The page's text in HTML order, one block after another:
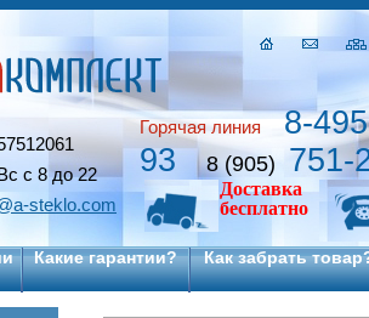
с 8 до 22
steklo.com
Горячая линия
8-
93
8 (905) 751-
Доставка
бесплатно
Какие гарантии? Как забрать